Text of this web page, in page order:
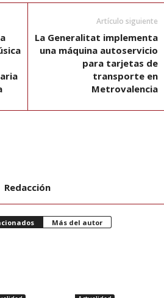
Artículo siguiente
La Generalitat implementa
una máquina autoservicio
para tarjetas de
transporte en
Metrovalencia
Redacción
Más del autor